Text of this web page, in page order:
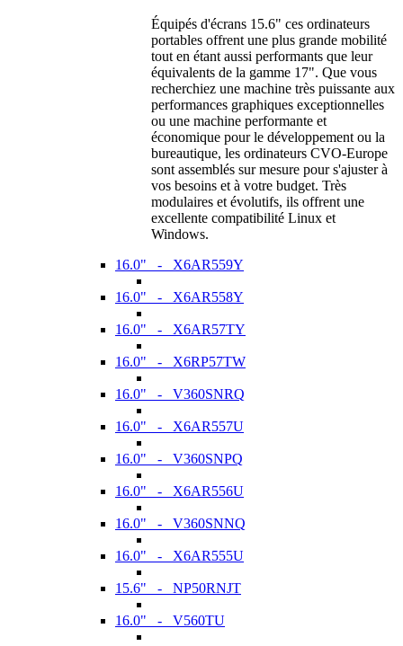
Équipés d'écrans 15.6" ces ordinateurs
portables offrent une plus grande mobilité
tout en étant aussi performants que leur
équivalents de la gamme 17". Que vous
recherchiez une machine très puissante aux
performances graphiques exceptionnelles
ou une machine performante et
économique pour le développement ou la
bureautique, les ordinateurs CVO-Europe
sont assemblés sur mesure pour s'ajuster à
vos besoins et à votre budget. Très
modulaires et évolutifs, ils offrent une
excellente compatibilité Linux et
Windows.
16.0" - X6AR559Y
16.0" - X6AR558Y
16.0" - X6AR57TY
16.0" - X6RP57TW
16.0" - V360SNRQ
16.0" - X6AR557U
16.0" - V360SNPQ
16.0" - X6AR556U
16.0" - V360SNNQ
16.0" - X6AR555U
15.6" - NP50RNJT
16.0" - V560TU